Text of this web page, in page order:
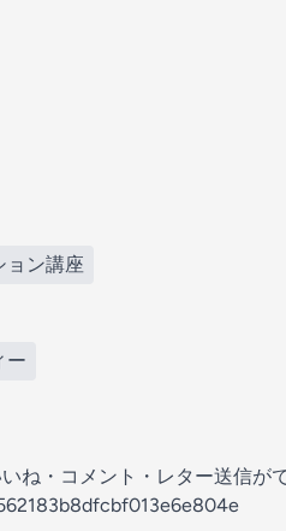
ョン講座
ー
ね・コメント・レター送信が